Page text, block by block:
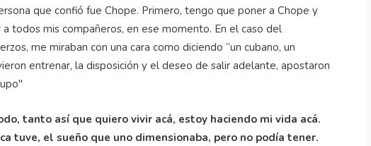
que confió fue Chope. Primero, tengo que poner a Chope y
todos mis compañeros, en ese momento. En el caso del
me miraban con una cara como diciendo “un cubano, un
entrenar, la disposición y el deseo de salir adelante, apostaron
tanto así que quiero vivir acá, estoy haciendo mi vida acá.
tuve, el sueño que uno dimensionaba, pero no podía tener.